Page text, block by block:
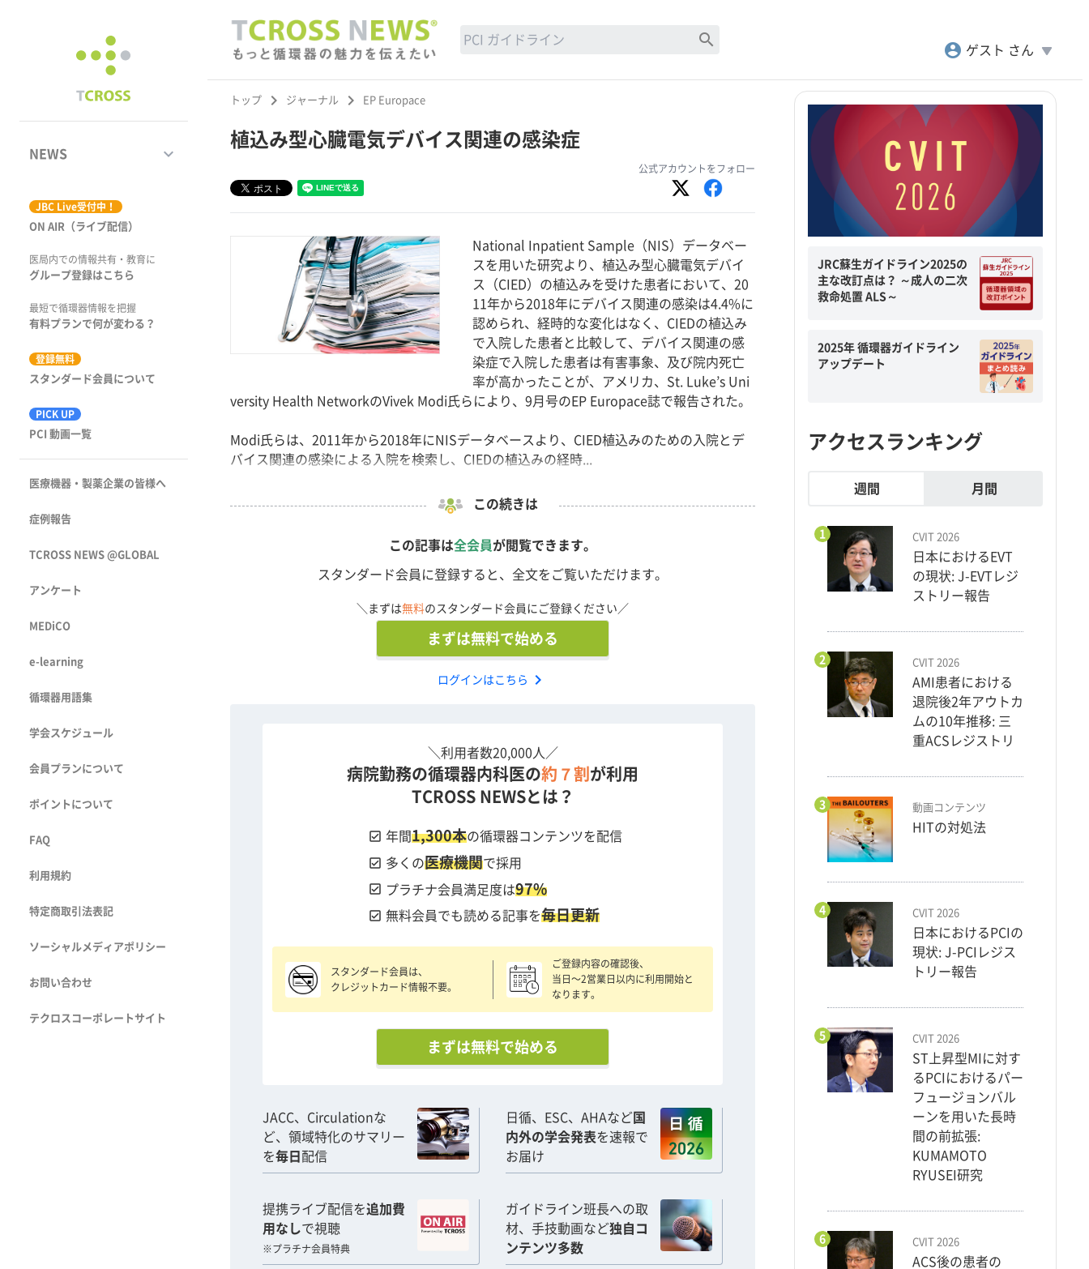
NEWS keyboard_arrow_down
ジャーナル
動画コンテンツ
市場トピックス
JBC Live受付中！
ON AIR（ライブ配信）
医局内での情報共有・教育に
グループ登録はこちら
最短で循環器情報を把握
有料プランで何が変わる？
登録無料
スタンダード会員について
PICK UP
PCI 動画一覧
医療機器・製薬企業の皆様へ
症例報告
TCROSS NEWS @GLOBAL
アンケート
MEDiCO
e-learning
循環器用語集
学会スケジュール
会員プランについて
ポイントについて
FAQ
利用規約
特定商取引法表記
ソーシャルメディアポリシー
お問い合わせ
テクロスコーポレートサイト
search
account_circle ゲスト さん play_arrow
トップ keyboard_arrow_right ジャーナル keyboard_arrow_right EP Europace
植込み型心臓電気デバイス関連の感染症
公式アカウントをフォロー
National Inpatient Sample（NIS）データベー
スを用いた研究より、植込み型心臓電気デバイ
ス（CIED）の植込みを受けた患者において、20
11年から2018年にデバイス関連の感染は4.4%に
認められ、経時的な変化はなく、CIEDの植込み
で入院した患者と比較して、デバイス関連の感
染症で入院した患者は有害事象、及び院内死亡
率が高かったことが、アメリカ、St. Luke’s Uni
versity Health NetworkのVivek Modi氏らにより、9月号のEP Europace誌で報告された。
Modi氏らは、2011年から2018年にNISデータベースより、CIED植込みのための入院とデ
バイス関連の感染による入院を検索し、CIEDの植込みの経時...
この続きは
この記事は全会員が閲覧できます。
スタンダード会員に登録すると、全文をご覧いただけます。
＼まずは無料のスタンダード会員にご登録ください／
まずは無料で始める
ログインはこちら chevron_right
＼利用者数20,000人／
病院勤務の循環器内科医の約７割 が利用
TCROSS NEWSとは？
check_box 年間1,300本の循環器コンテンツを配信
check_box 多くの医療機関で採用
check_box プラチナ会員満足度は97%
check_box 無料会員でも読める記事を毎日更新
スタンダード会員は、
クレジットカード情報不要。
ご登録内容の確認後、
当日〜2営業日以内に利用開始と
なります。
まずは無料で始める
JACC、Circulationな
ど、領域特化のサマリー
を毎日 配信
日循、ESC、AHAなど国
内外の学会発表を速報で
お届け
提携ライブ配信を追加費
用なしで視聴
※プラチナ会員特典
ガイドライン班長への取
材、手技動画など独自コ
ンテンツ多数
JRC蘇生ガイドライン2025の
主な改訂点は？ ～成人の二次
救命処置 ALS～
2025年 循環器ガイドライン
アップデート
アクセスランキング
週間 月間
1 CVIT 2026
日本におけるEVT
の現状: J-EVTレジ
ストリー報告
2 CVIT 2026
AMI患者における
退院後2年アウトカ
ムの10年推移: 三
重ACSレジストリ
3 動画コンテンツ
HITの対処法
4 CVIT 2026
日本におけるPCIの
現状: J-PCIレジス
トリー報告
5 CVIT 2026
ST上昇型MIに対す
るPCIにおけるパー
フュージョンバル
ーンを用いた長時
間の前拡張:
KUMAMOTO
RYUSEI研究
6 CVIT 2026
ACS後の患者の